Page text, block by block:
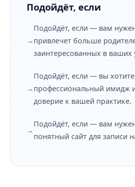
Подойдёт, если
Подойдёт, если — вам
привлечет больше
заинтересованных в ваших
Подойдёт, если — вы хотите
профессиональный имидж
доверие к вашей практике.
Подойдёт, если — вам
понятный сайт для записи